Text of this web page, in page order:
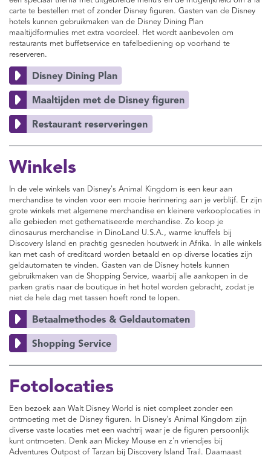
carte te bestellen met of zonder Disney figuren. Gasten van de Disney
hotels kunnen gebruikmaken van de Disney Dining Plan
maaltijdformulies met extra voordeel. Het wordt aanbevolen om
restaurants met buffetservice en tafelbediening op voorhand te
reserveren.
Winkels
In de vele winkels van Disney's Animal Kingdom is een keur aan
merchandise te vinden voor een mooie herinnering aan je verblijf. Er zijn
grote winkels met algemene merchandise en kleinere verkooplocaties in
alle gebieden met gethematiseerde merchandise. Zo koop je
dinosaurus merchandise in DinoLand U.S.A., warme knuffels bij
Discovery Island en prachtig gesneden houtwerk in Afrika. In alle winkels
kan met cash of creditcard worden betaald en op diverse locaties zijn
geldautomaten te vinden. Gasten van de Disney hotels kunnen
gebruikmaken van de Shopping Service, waarbij alle aankopen in de
parken gratis naar de boutique in het hotel worden gebracht, zodat je
niet de hele dag met tassen hoeft rond te lopen.
Fotolocaties
Een bezoek aan Walt Disney World is niet compleet zonder een
ontmoeting met de Disney figuren. In Disney's Animal Kingdom zijn
diverse vaste locaties met een wachtrij waar je de figuren persoonlijk
kunt ontmoeten. Denk aan Mickey Mouse en z'n vriendjes bij
Adventures Outpost of Tarzan bij Discovery Island Trail. Daarnaast